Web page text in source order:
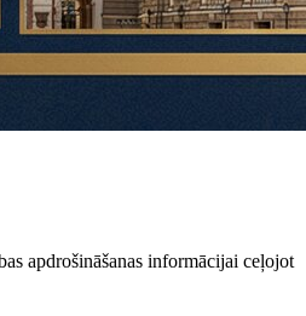
apdrošināšanas informācijai ceļojot